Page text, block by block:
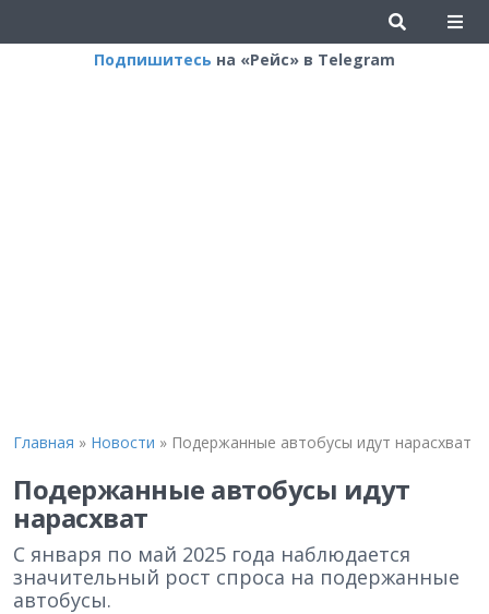
Подпишитесь на «Рейс» в Telegram
Главная » Новости » Подержанные автобусы идут нарасхват
Подержанные автобусы идут
нарасхват
С января по май 2025 года наблюдается
значительный рост спроса на подержанные
автобусы.